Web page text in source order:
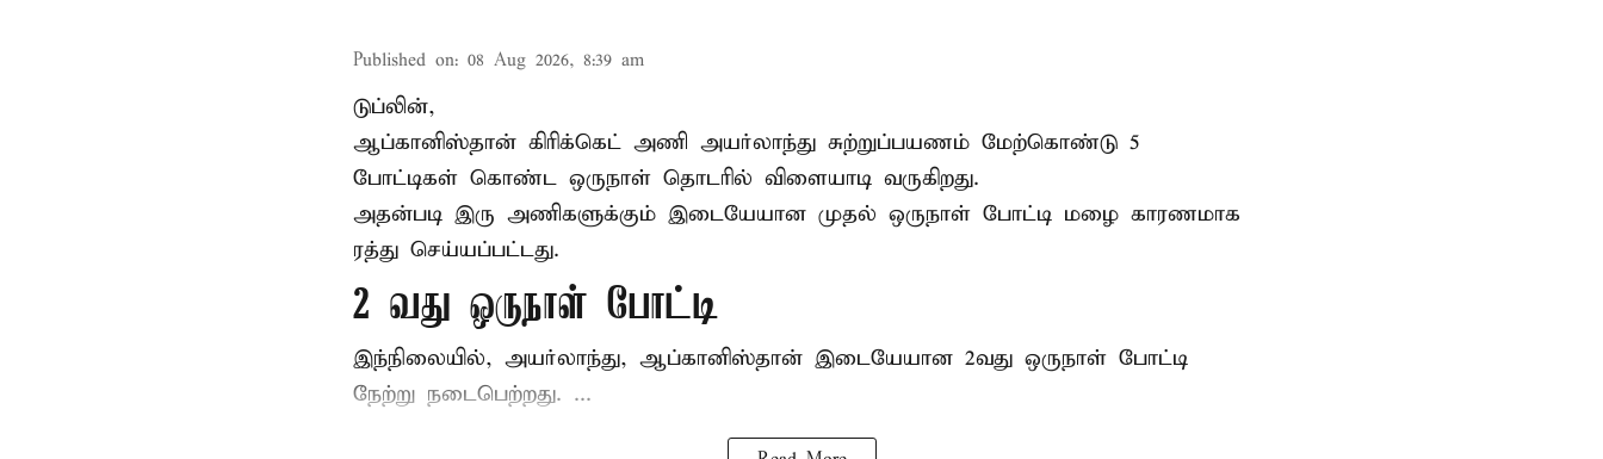
Published on: 08 Aug 2026, 8:39 am
டுப்லின்,
ஆப்கானிஸ்தான் கிரிக்கெட் அணி அயர்லாந்து சுற்றுப்பயணம் மேற்கொண்டு 5
போட்டிகள் கொண்ட ஒருநாள் தொடரில் விளையாடி வருகிறது.
அதன்படி இரு அணிகளுக்கும் இடையேயான முதல் ஒருநாள் போட்டி மழை காரணமாக
ரத்து செய்யப்பட்டது.
2 வது ஒருநாள் போட்டி
இந்நிலையில், அயர்லாந்து, ஆப்கானிஸ்தான் இடையேயான 2வது ஒருநாள் போட்டி
நேற்று நடைபெற்றது. ...